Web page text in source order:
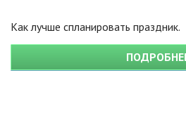
Как лучше спланировать праздник.